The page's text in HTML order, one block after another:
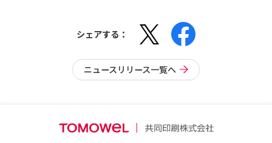
シェアする：
ニュースリリース一覧へ